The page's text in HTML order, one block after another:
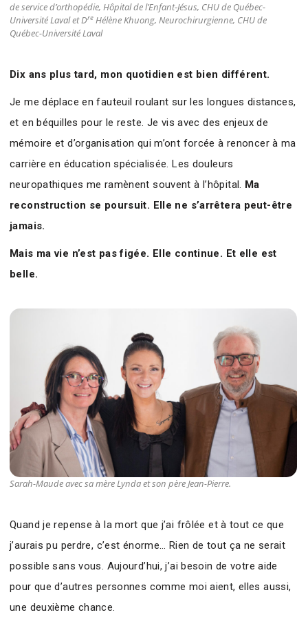
de service d’orthopédie, Hôpital de l’Enfant‑Jésus, CHU de Québec-
Université Laval et Dre Hélène Khuong, Neurochirurgienne, CHU de
Québec-Université Laval
Dix ans plus tard, mon quotidien est bien différent.
Je me déplace en fauteuil roulant sur les longues distances,
et en béquilles pour le reste. Je vis avec des enjeux de
mémoire et d’organisation qui m’ont forcée à renoncer à ma
carrière en éducation spécialisée. Les douleurs
neuropathiques me ramènent souvent à l’hôpital. Ma
reconstruction se poursuit. Elle ne s’arrêtera peut-être
jamais.
Mais ma vie n’est pas figée. Elle continue. Et elle est
belle.
Sarah-Maude avec sa mère Lynda et son père Jean-Pierre.
Quand je repense à la mort que j’ai frôlée et à tout ce que
j’aurais pu perdre, c’est énorme… Rien de tout ça ne serait
possible sans vous. Aujourd’hui, j’ai besoin de votre aide
pour que d’autres personnes comme moi aient, elles aussi,
une deuxième chance.